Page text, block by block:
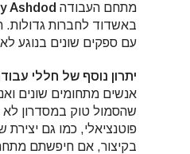
מתחם העבודה Ashdod
באשדוד לחברות גדולות.
עם ספקים שונים בנוגע
יתרון נוסף של חללי
אנשים מתחומים שונים
שהסמול טוק במסדרון לא
פוטנציאלי, כמו גם יצירת
בקיצור, אם חיפשתם